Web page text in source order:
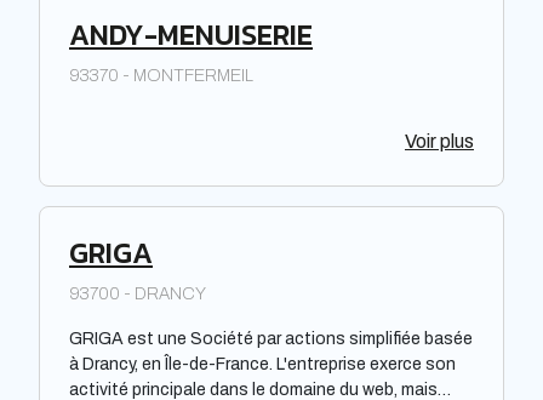
ANDY-MENUISERIE
93370 - MONTFERMEIL
Voir plus
GRIGA
93700 - DRANCY
GRIGA est une Société par actions simplifiée basée
à Drancy, en Île-de-France. L'entreprise exerce son
activité principale dans le domaine du web, mais